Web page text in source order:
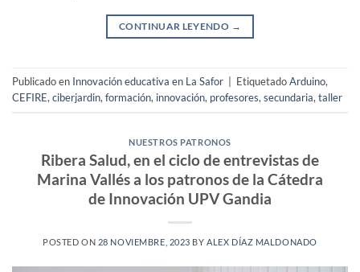
CONTINUAR LEYENDO →
Publicado en Innovación educativa en La Safor EtiquetadoArduino,
CEFIRE, ciberjardin, formación, innovación, profesores, secundaria, taller
NUESTROS PATRONOS
Ribera Salud, en el ciclo de entrevistas de
Marina Vallés a los patronos de la Cátedra
de Innovación UPV Gandia
POSTED ON 28 NOVIEMBRE, 2023 BYALEX DÍAZ MALDONADO